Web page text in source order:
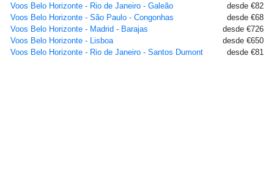
Voos Belo Horizonte - Rio de Janeiro - Galeão
desde €82
Voos Belo Horizonte - São Paulo - Congonhas
desde €68
Voos Belo Horizonte - Madrid - Barajas
desde €726
Voos Belo Horizonte - Lisboa
desde €650
Voos Belo Horizonte - Rio de Janeiro - Santos Dumont
desde €81